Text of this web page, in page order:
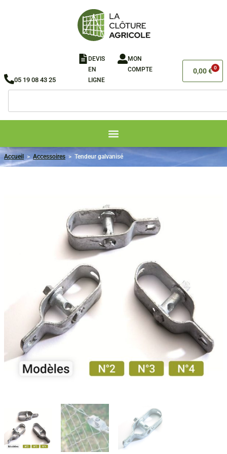
05 19 08 43 25
DEVIS
EN
LIGNE​
MON
COMPTE
0,00€ 0
Accueil > Accessoires > Tendeur galvanisé